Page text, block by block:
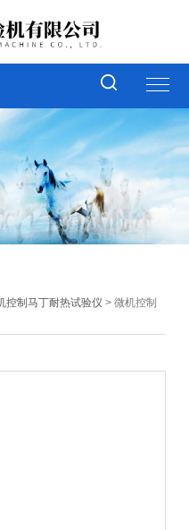
控制马丁耐热试验仪 > 微机控制